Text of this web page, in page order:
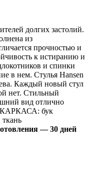
долгих застолий.
из
прочностью и
к истиранию и
и спинки
в нем. Стулья Hansen
Каждый новый стул
нет. Стильный
вид отлично
КАРКАСА: бук
— 30 дней